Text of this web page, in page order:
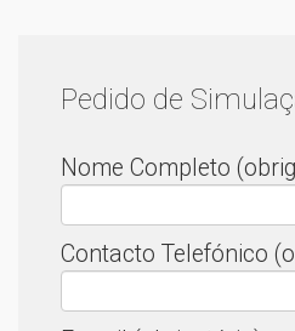
Pedido de
Nome Completo
Contacto Telefónico